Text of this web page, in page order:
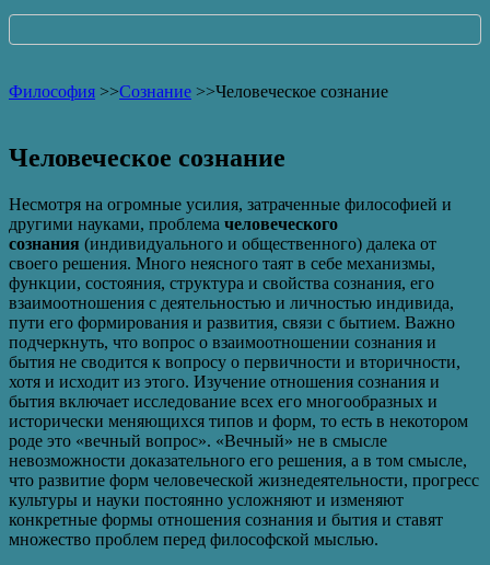
Философия >>Сознание >>Человеческое сознание
Человеческое сознание
Несмотря на огромные усилия, затраченные философией и
другими науками, проблема человеческого
сознания (индивидуального и общественного) далека от
своего решения. Много неясного таят в себе механизмы,
функции, состояния, структура и свойства сознания, его
взаимоотношения с деятельностью и личностью индивида,
пути его формирования и развития, связи с бытием. Важно
подчеркнуть, что вопрос о взаимоотношении сознания и
бытия не сводится к вопросу о первичности и вторичности,
хотя и исходит из этого. Изучение отношения сознания и
бытия включает исследование всех его многообразных и
исторически меняющихся типов и форм, то есть в некотором
роде это «вечный вопрос». «Вечный» не в смысле
невозможности доказательного его решения, а в том смысле,
что развитие форм человеческой жизнедеятельности, прогресс
культуры и науки постоянно усложняют и изменяют
конкретные формы отношения сознания и бытия и ставят
множество проблем перед философской мыслью.